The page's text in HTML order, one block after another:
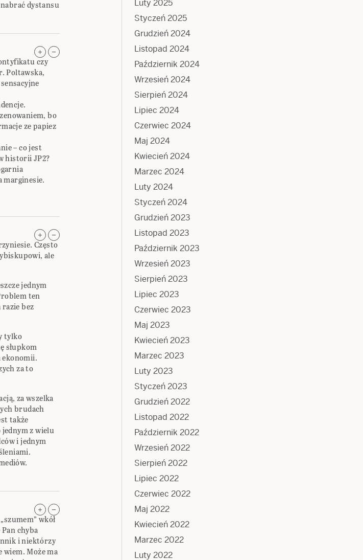
dystansu
czy
Poltawska,
bo
ze papiez
– co jest
historii JP2?
marginesie.
Często
ale
jednym
ten
razie bez
tylko
słupkom
ekonomii.
za to
za wszelka
brudach
także
jednym z wielu
i jednym
wkół
chyba
i niektórzy
wiem. Może ma
Luty 2025
Styczeń 2025
Grudzień 2024
Listopad 2024
Październik 2024
Wrzesień 2024
Sierpień 2024
Lipiec 2024
Czerwiec 2024
Maj 2024
Kwiecień 2024
Marzec 2024
Luty 2024
Styczeń 2024
Grudzień 2023
Listopad 2023
Październik 2023
Wrzesień 2023
Sierpień 2023
Lipiec 2023
Czerwiec 2023
Maj 2023
Kwiecień 2023
Marzec 2023
Luty 2023
Styczeń 2023
Grudzień 2022
Listopad 2022
Październik 2022
Wrzesień 2022
Sierpień 2022
Lipiec 2022
Czerwiec 2022
Maj 2022
Kwiecień 2022
Marzec 2022
Luty 2022